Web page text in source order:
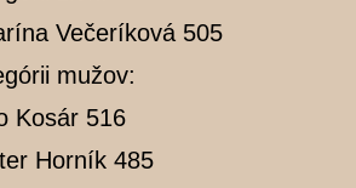
Večeríková 505
mužov:
Kosár 516
Horník 485